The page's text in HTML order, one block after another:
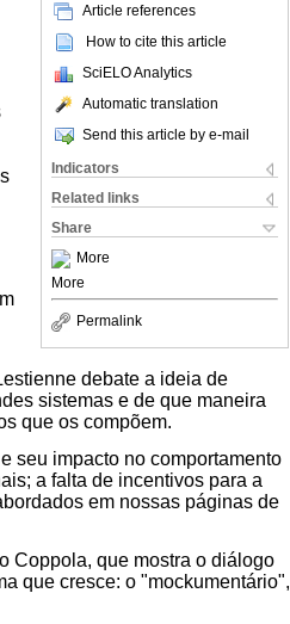
Article references
How to cite this article
SciELO Analytics
Automatic translation
Send this article by e-mail
Indicators
Related links
Share
More
More
Permalink
debate a ideia de
sistemas e de que maneira
que os compõem.
seu impacto no comportamento
a falta de incentivos para a
em nossas páginas de
­Coppola, que mostra o diálogo
que cresce: o "mockumentário",